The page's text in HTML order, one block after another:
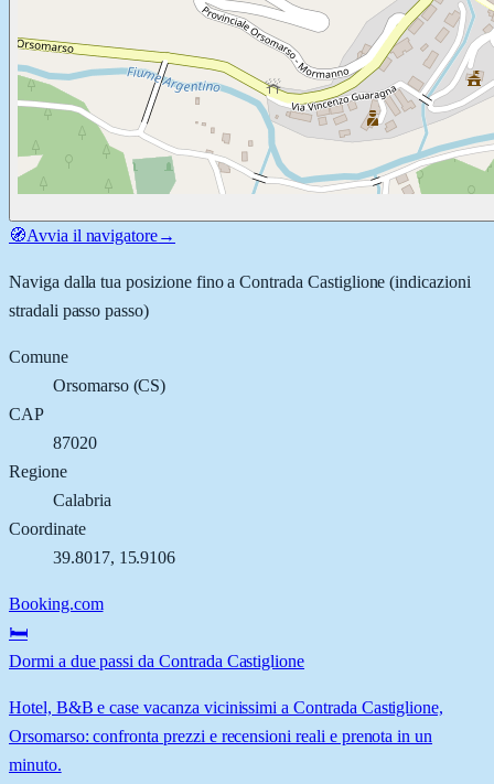
🧭Avvia il navigatore→
Naviga dalla tua posizione fino aContrada Castiglione (indicazioni
stradali passo passo)
Comune
Orsomarso(CS)
CAP
87020
Regione
Calabria
Coordinate
39.8017, 15.9106
Booking.com
🛏️
Dormi a due passi da Contrada Castiglione
Hotel, B&B e case vacanza vicinissimi a Contrada Castiglione,
Orsomarso: confronta prezzi e recensioni reali e prenota in un
minuto.